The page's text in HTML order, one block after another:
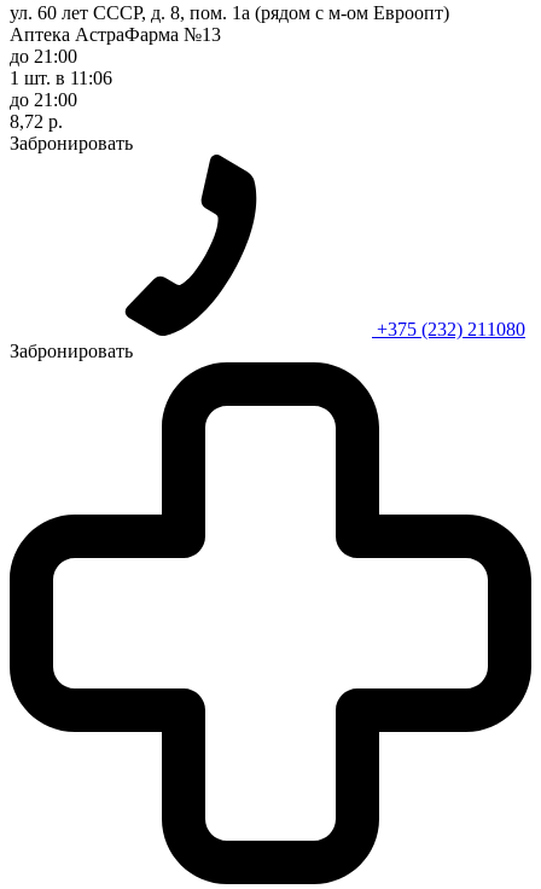
ул. 60 лет СССР, д. 8, пом. 1а (рядом с м-ом Евроопт)
Аптека АстраФарма №13
до 21:00
1 шт. в 11:06
до 21:00
8,72 р.
Забронировать
+375 (232) 211080
Забронировать